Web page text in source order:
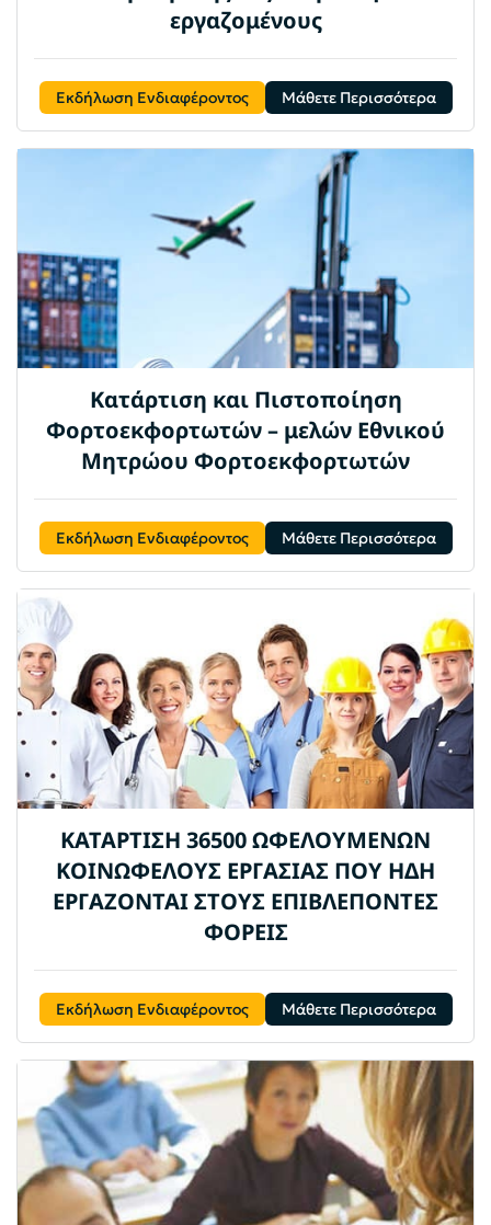
εργαζομένους
Εκδήλωση Ενδιαφέροντος Μάθετε Περισσότερα
Κατάρτιση και Πιστοποίηση
Φορτοεκφορτωτών – μελών Εθνικού
Μητρώου Φορτοεκφορτωτών
Εκδήλωση Ενδιαφέροντος Μάθετε Περισσότερα
ΚΑΤΑΡΤΙΣΗ 36500 ΩΦΕΛΟΥΜΕΝΩΝ
ΚΟΙΝΩΦΕΛΟΥΣ ΕΡΓΑΣΙΑΣ ΠΟΥ ΗΔΗ
ΕΡΓΑΖΟΝΤΑΙ ΣΤΟΥΣ ΕΠΙΒΛΕΠΟΝΤΕΣ
ΦΟΡΕΙΣ
Εκδήλωση Ενδιαφέροντος Μάθετε Περισσότερα